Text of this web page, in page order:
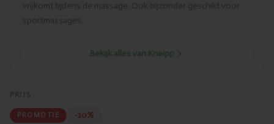
vrijkomt tijdens de massage. Ook bijzonder geschikt voor
sportmassages.
Bekijk alles van Kneipp
PRIJS
PROMOTIE -20%